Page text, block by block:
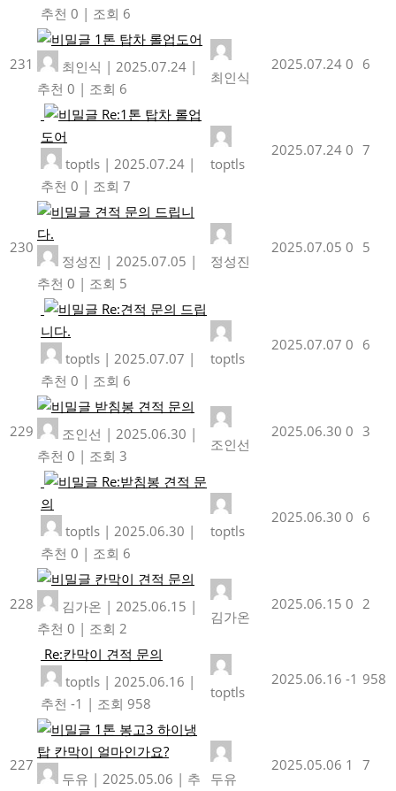
추천 0 | 조회 6
231
1톤 탑차 롤업도어
최인식 | 2025.07.24 |
추천 0 | 조회 6
최인식
2025.07.24 0 6
Re:1톤 탑차 롤업
도어
toptls | 2025.07.24 |
추천 0 | 조회 7
toptls
2025.07.24 0 7
230
견적 문의 드립니
다.
정성진 | 2025.07.05 |
추천 0 | 조회 5
정성진
2025.07.05 0 5
Re:견적 문의 드립
니다.
toptls | 2025.07.07 |
추천 0 | 조회 6
toptls
2025.07.07 0 6
229
받침봉 견적 문의
조인선 | 2025.06.30 |
추천 0 | 조회 3
조인선
2025.06.30 0 3
Re:받침봉 견적 문
의
toptls | 2025.06.30 |
추천 0 | 조회 6
toptls
2025.06.30 0 6
228
칸막이 견적 문의
김가온 | 2025.06.15 |
추천 0 | 조회 2
김가온
2025.06.15 0 2
Re:칸막이 견적 문의
toptls | 2025.06.16 |
추천 -1 | 조회 958
toptls
2025.06.16 -1 958
227
1톤 봉고3 하이냉
탑 칸막이 얼마인가요?
두유 | 2025.05.06 | 추
두유
2025.05.06 1 7